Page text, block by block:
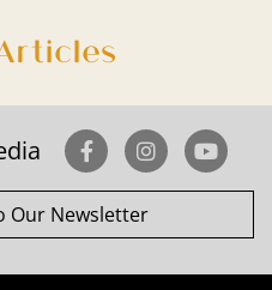
Our Newsletter